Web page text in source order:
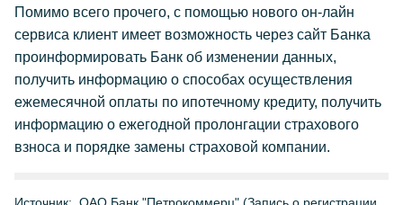
Помимо всего прочего, с помощью нового он-лайн
сервиса клиент имеет возможность через сайт Банка
проинформировать Банк об изменении данных,
получить информацию о способах осуществления
ежемесячной оплаты по ипотечному кредиту, получить
информацию о ежегодной пролонгации страхового
взноса и порядке замены страховой компании.